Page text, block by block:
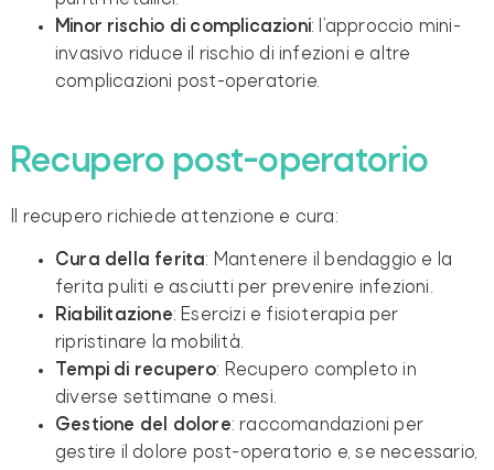
Minor rischio di complicazioni: l’approccio mini-
invasivo riduce il rischio di infezioni e altre
complicazioni post-operatorie.
Recupero post-operatorio
Il recupero richiede attenzione e cura:
Cura della ferita: Mantenere il bendaggio e la
ferita puliti e asciutti per prevenire infezioni.
Riabilitazione: Esercizi e fisioterapia per
ripristinare la mobilità.
Tempi di recupero: Recupero completo in
diverse settimane o mesi.
Gestione del dolore: raccomandazioni per
gestire il dolore post-operatorio e, se necessario,